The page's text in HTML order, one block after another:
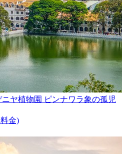
ヤ植物園 ピンナワラ象の孤児
金)